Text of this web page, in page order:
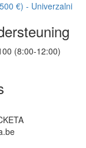
(8:00-12:00)